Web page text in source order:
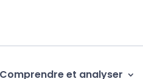
Comprendre et analyser